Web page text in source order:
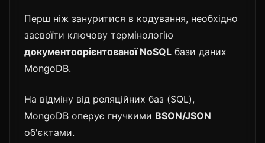
Перш ніж зануритися в кодування, необхідно
засвоїти ключову термінологію
документоорієнтованої NoSQL бази даних
MongoDB.
На відміну від реляційних баз (SQL),
MongoDB оперує гнучкими BSON/JSON
об'єктами.